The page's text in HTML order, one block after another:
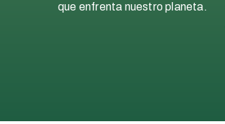
que enfrenta nuestro planeta.